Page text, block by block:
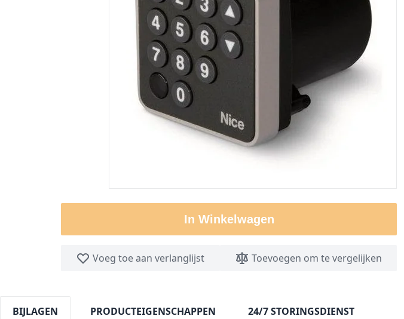
In Winkelwagen
Voeg toe aan verlanglijst Toevoegen om te vergelijken
BIJLAGEN PRODUCTEIGENSCHAPPEN 24/7 STORINGSDIENST